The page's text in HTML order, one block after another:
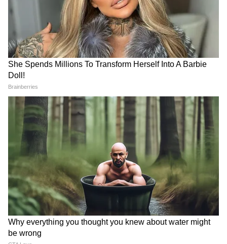
रिपोर्ट में इस बात पर प्रकाश डाला गया कि वैश्विक आर्थिक
और भू-राजनीतिक अनिश्चितताओं के बावजूद अधिकांश
प्रमुख शहरों में घरों की बिक्री और नए लॉन्च दोनों मजबूत
बने रहे, जो घर खरीदारों की निरंतर मांग और डेवलपर्स के
बीच विश्वास को दर्शाता है। (एएनआई)
(Except for the headline, this story has
not been edited by Asianet Newsable
English staff and is published from a
syndicated feed.)